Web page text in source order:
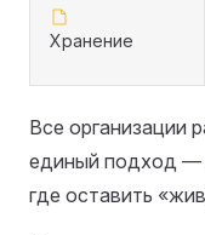
Хранение
Все организации
единый подход —
где оставить